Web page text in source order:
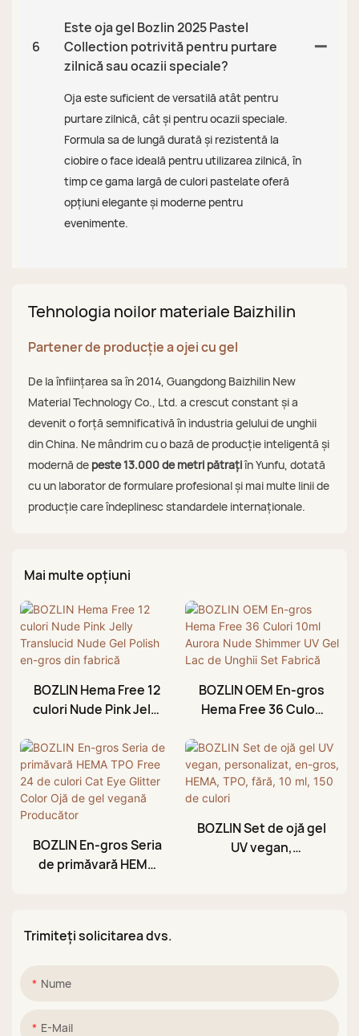
6
Este oja gel Bozlin 2025 Pastel
Collection potrivită pentru purtare
zilnică sau ocazii speciale?
Oja este suficient de versatilă atât pentru
purtare zilnică, cât și pentru ocazii speciale.
Formula sa de lungă durată și rezistentă la
ciobire o face ideală pentru utilizarea zilnică, în
timp ce gama largă de culori pastelate oferă
opțiuni elegante și moderne pentru
evenimente.
Tehnologia noilor materiale Baizhilin
Partener de producție a ojei cu gel
De la înființarea sa în 2014, Guangdong Baizhilin New
Material Technology Co., Ltd. a crescut constant și a
devenit o forță semnificativă în industria gelului de unghii
din China. Ne mândrim cu o bază de producție inteligentă și
modernă de peste 13.000 de metri pătrațiîn Yunfu, dotată
cu un laborator de formulare profesional și mai multe linii de
producție care îndeplinesc standardele internaționale.
Mai multe opțiuni
BOZLIN Hema Free 12
culori Nude Pink Jelly
Polish en-gros din
fabrică
BOZLIN OEM En-gros
Hema Free 36 Culori
Shimmer UV Gel Lac
de Unghii Set Fabrică
BOZLIN En-gros Seria
de primăvară HEMA
Producător
BOZLIN Set de ojă gel
UV vegan,
Trimiteți solicitarea dvs.
Nume
E-Mail